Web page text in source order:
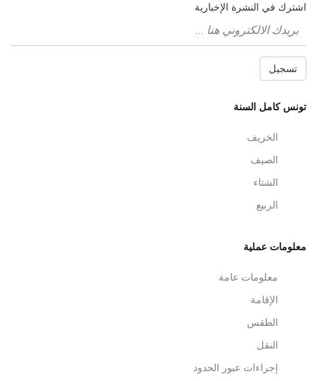
اشترك في النشرة الإخبارية
تسجيل
تونس كامل السنة
الخريف
الصيف
الشتاء
الربيع
معلومات عملية
معلومات عامة
الإقامة
الطقس
النقل
إجراءات عبور الحدود